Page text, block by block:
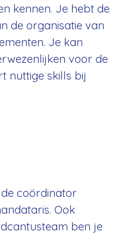
kennen. Je hebt de
de organisatie van
Je kan
voor de
nuttige skills bij
coördinator
Ook
ben je